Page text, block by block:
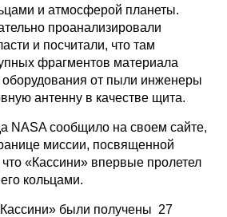
и атмосферой планеты.
проанализировали
и посчитали, что там
фрагментов материала
от пыли инженеры
антенну в качестве щита.
NASA сообщило на своем сайте,
миссии, посвященной
«Кассини» впервые пролетел
кольцами.
были получены 27